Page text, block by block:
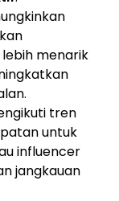
menarik
tren
untuk
influencer
jangkauan